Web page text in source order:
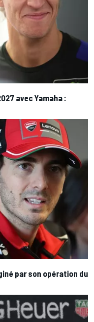
avec Yamaha :
par son opération du